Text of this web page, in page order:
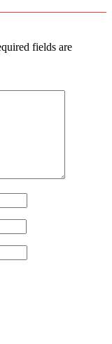
fields are